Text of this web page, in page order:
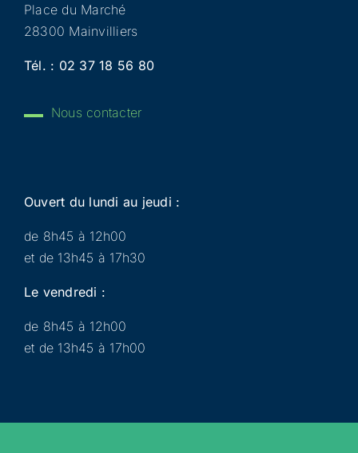
Place du Marché
28300 Mainvilliers
Tél. : 02 37 18 56 80
Nous contacter
Ouvert du lundi au jeudi :
de 8h45 à 12h00
et de 13h45 à 17h30
Le vendredi :
de 8h45 à 12h00
et de 13h45 à 17h00